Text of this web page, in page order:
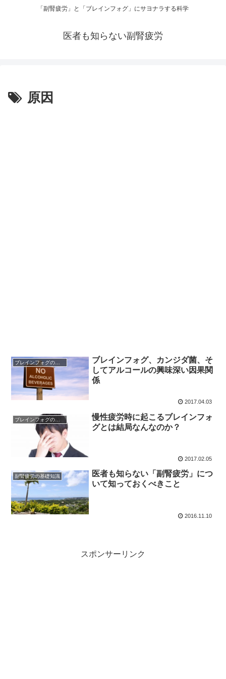
「副腎疲労」と「ブレインフォグ」にサヨナラする科学
医者も知らない副腎疲労
原因
ブレインフォグ、カンジダ菌、そ
してアルコールの興味深い因果関
係
2017.04.03
慢性疲労時に起こるブレインフォ
グとは結局なんなのか？
2017.02.05
副腎疲労の基礎知識
医者も知らない「副腎疲労」につ
いて知っておくべきこと
2016.11.10
スポンサーリンク